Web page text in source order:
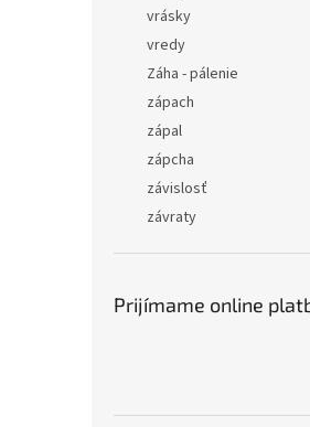
vrásky
vredy
Záha - pálenie
zápach
zápal
zápcha
závislosť
závraty
Prijímame online